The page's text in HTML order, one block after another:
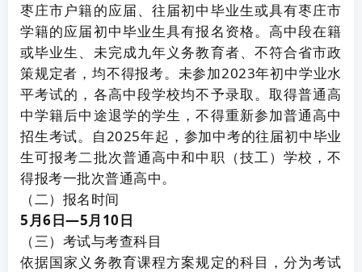
枣庄市户籍的应届、往届初中毕业生或具有枣庄市
学籍的应届初中毕业生具有报名资格。高中段在籍
或毕业生、未完成九年义务教育者、不符合省市政
策规定者，均不得报考。未参加2023年初中学业水
平考试的，各高中段学校均不予录取。取得普通高
中学籍后中途退学的学生，不得重新参加普通高中
招生考试。自2025年起，参加中考的往届初中毕业
生可报考二批次普通高中和中职（技工）学校，不
得报考一批次普通高中。
（二）报名时间
5月6日—5月10日
（三）考试与考查科目
依据国家义务教育课程方案规定的科目，分为考试